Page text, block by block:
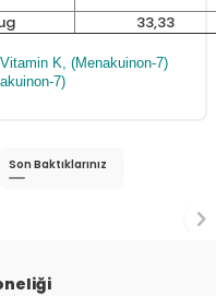
33,33
K, (Menakuinon-7)
7)
Son Baktıklarınız